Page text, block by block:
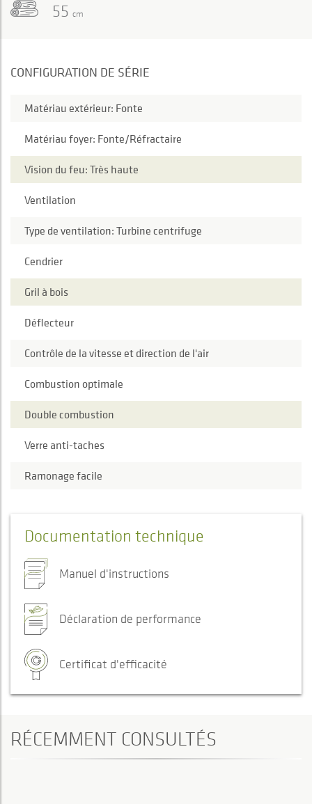
55 cm
CONFIGURATION DE SÉRIE
Matériau extérieur: Fonte
Matériau foyer: Fonte/Réfractaire
Vision du feu: Très haute
Ventilation
Type de ventilation: Turbine centrifuge
Cendrier
Gril à bois
Déflecteur
Contrôle de la vitesse et direction de l'air
Combustion optimale
Double combustion
Verre anti-taches
Ramonage facile
Documentation technique
Manuel d'instructions
Déclaration de performance
Certificat d'efficacité
RÉCEMMENT CONSULTÉS